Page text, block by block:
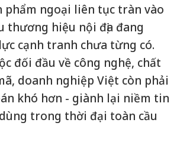
phẩm ngoại liên tục tràn vào
thương hiệu nội địa đang
cạnh tranh chưa từng có.
đối đầu về công nghệ, chất
doanh nghiệp Việt còn phải
khó hơn - giành lại niềm tin
trong thời đại toàn cầu